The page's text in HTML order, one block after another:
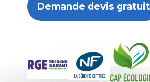
Demande devis gratuit